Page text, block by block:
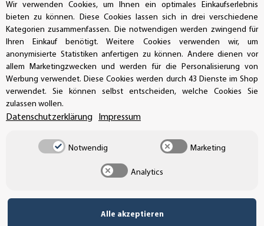
Bestellungen/Support: +49 (0)39-201-28-98-10
Buchhaltung: +49 (0)39-201-28-98-17
info@aufkleberdealer.de
UNSER AFFILIATE-PROGRAMM
UNSERE ZAHLUNGSARTEN*
Wir verwenden Cookies, um Ihnen ein optimales Einkaufserlebnis
bieten zu können. Diese Cookies lassen sich in drei verschiedene
Kategorien zusammenfassen. Die notwendigen werden zwingend für
Ihren Einkauf benötigt. Weitere Cookies verwenden wir, um
anonymisierte Statistiken anfertigen zu können. Andere dienen vor
allem Marketingzwecken und werden für die Personalisierung von
Werbung verwendet. Diese Cookies werden durch 43 Dienste im Shop
verwendet. Sie können selbst entscheiden, welche Cookies Sie
zulassen wollen.
Datenschutzerklärung Impressum
Notwendig Marketing
Analytics
Alle akzeptieren